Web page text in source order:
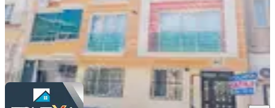
FOURX4 GAYRİMENKUL Furkan ÇATAL